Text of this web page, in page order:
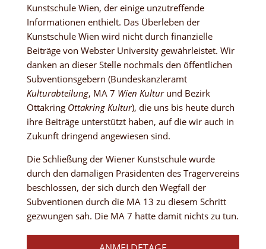
Kunstschule Wien, der einige unzutreffende
Informationen enthielt. Das Überleben der
Kunstschule Wien wird nicht durch finanzielle
Beiträge von Webster University gewährleistet. Wir
danken an dieser Stelle nochmals den öffentlichen
Subventionsgebern (Bundeskanzleramt
Kulturabteilung, MA 7 Wien Kulturund Bezirk
Ottakring Ottakring Kultur), die uns bis heute durch
ihre Beiträge unterstützt haben, auf die wir auch in
Zukunft dringend angewiesen sind.
Die Schließung der Wiener Kunstschule wurde
durch den damaligen Präsidenten des Trägervereins
beschlossen, der sich durch den Wegfall der
Subventionen durch die MA 13 zu diesem Schritt
gezwungen sah. Die MA 7 hatte damit nichts zu tun.